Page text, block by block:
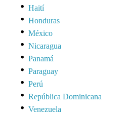
Haití
Honduras
México
Nicaragua
Panamá
Paraguay
Perú
República Dominicana
Venezuela